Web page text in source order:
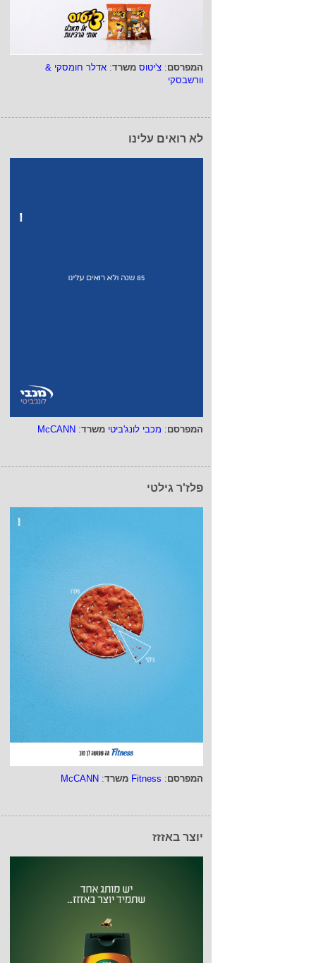
המפרסם: צ'יטוס משרד: אדלר חומסקי &
וורשבסקי
לא רואים עלינו
המפרסם: מכבי לונג'ביטי משרד:
McCANN
פלז'ר גילטי
המפרסם:
Fitness משרד:
McCANN
יוצר באזזז